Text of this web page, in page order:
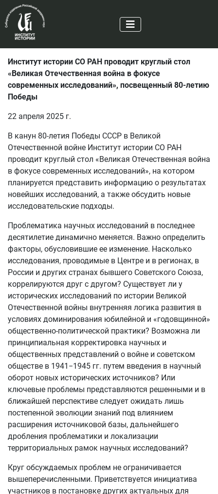
Институт истории СО РАН проводит круглый стол
«Великая Отечественная война в фокусе
современных исследований», посвещенный 80-летию
Победы
22 апреля 2025 г.
В канун 80-летия Победы СССР в Великой
Отечественной войне Институт истории СО РАН
проводит круглый стол «Великая Отечественная война
в фокусе современных исследований», на котором
планируется представить информацию о результатах
новейших исследований, а также обсудить новые
исследовательские подходы.
Проблематика научных исследований в последнее
десятилетие динамично меняется. Важно определить
факторы, обусловившие ее изменение. Насколько
исследования, проводимые в Центре и в регионах, в
России и других странах бывшего Советского Союза,
коррелируются друг с другом? Существует ли у
исторических исследований по истории Великой
Отечественной войны внутренняя логика развития в
условиях доминирования юбилейной и «годовщинной»
общественно-политической практики? Возможна ли
принципиальная корректировка научных и
общественных представлений о войне и советском
обществе в 1941−1945 гг. путем введения в научный
оборот новых исторических источников? Или
ключевые проблемы представляются решенными и в
ближайшей перспективе следует ожидать лишь
постепенной эволюции знаний под влиянием
расширения источниковой базы, дальнейшего
дробления проблематики и локализации
территориальных рамок научных исследований?
Круг обсуждаемых проблем не ограничивается
вышеперечисленными. Приветствуется инициатива
участников в постановке других актуальных для